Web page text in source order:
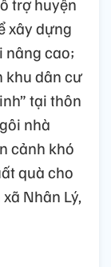
trợ huyện
xây dựng
nâng cao;
khu dân cư
tại thôn
nhà
cảnh khó
quà cho
Nhân Lý,